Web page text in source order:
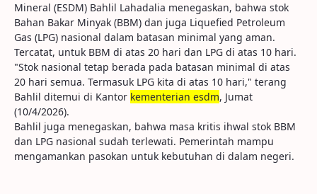
Mineral (ESDM) Bahlil Lahadalia menegaskan, bahwa stok
Bahan Bakar Minyak (BBM) dan juga Liquefied Petroleum
Gas (LPG) nasional dalam batasan minimal yang aman.
Tercatat, untuk BBM di atas 20 hari dan LPG di atas 10 hari.
"Stok nasional tetap berada pada batasan minimal di atas
20 hari semua. Termasuk LPG kita di atas 10 hari," terang
Bahlil ditemui di Kantor kementerian esdm, Jumat
(10/4/2026).
Bahlil juga menegaskan, bahwa masa kritis ihwal stok BBM
dan LPG nasional sudah terlewati. Pemerintah mampu
mengamankan pasokan untuk kebutuhan di dalam negeri.